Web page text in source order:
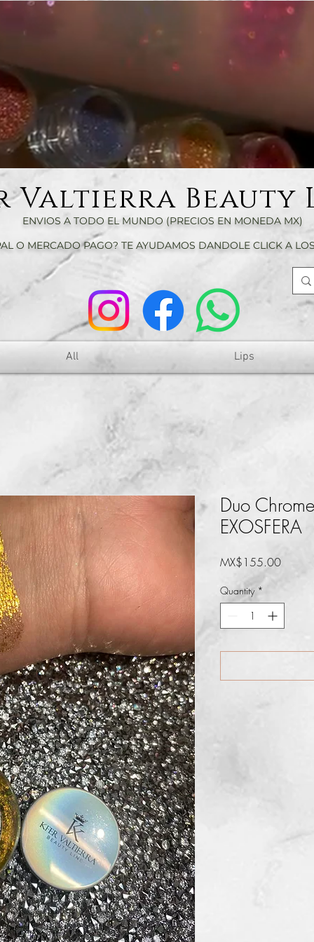
Valtierra Beauty
ENVIOS A TODO EL MUNDO (PRECIOS EN MONEDA MX)
O MERCADO PAGO? TE AYUDAMOS DANDOLE CLICK A
All Lips
Duo
EXOSFERA
MX$155.00Price
Quantity *